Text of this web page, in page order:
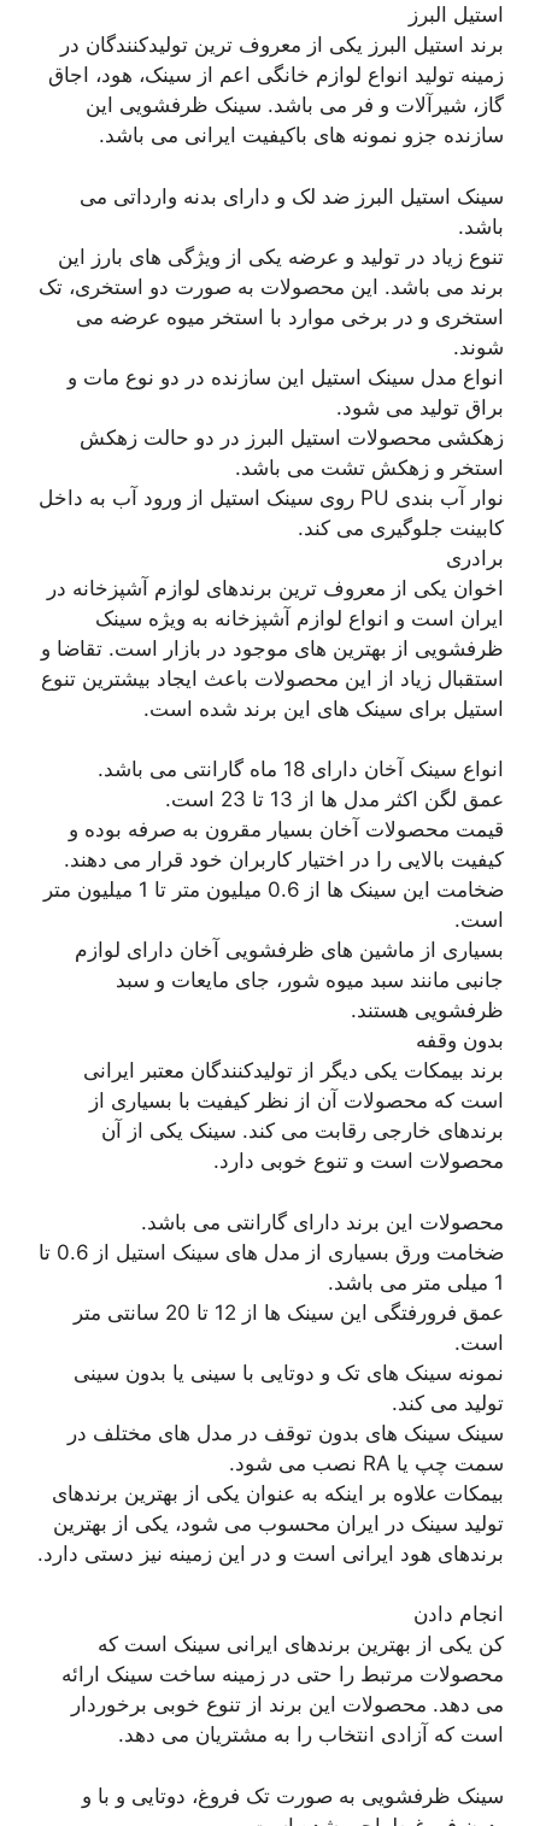
استیل البرز
برند استیل البرز یکی از معروف ترین تولیدکنندگان در
زمینه تولید انواع لوازم خانگی اعم از سینک، هود، اجاق
گاز، شیرآلات و فر می باشد. سینک ظرفشویی این
سازنده جزو نمونه های باکیفیت ایرانی می باشد.
سینک استیل البرز ضد لک و دارای بدنه وارداتی می
باشد.
تنوع زیاد در تولید و عرضه یکی از ویژگی های بارز این
برند می باشد. این محصولات به صورت دو استخری، تک
استخری و در برخی موارد با استخر میوه عرضه می
شوند.
انواع مدل سینک استیل این سازنده در دو نوع مات و
براق تولید می شود.
زهکشی محصولات استیل البرز در دو حالت زهکش
استخر و زهکش تشت می باشد.
نوار آب بندی PU روی سینک استیل از ورود آب به داخل
کابینت جلوگیری می کند.
برادری
اخوان یکی از معروف ترین برندهای لوازم آشپزخانه در
ایران است و انواع لوازم آشپزخانه به ویژه سینک
ظرفشویی از بهترین های موجود در بازار است. تقاضا و
استقبال زیاد از این محصولات باعث ایجاد بیشترین تنوع
استیل برای سینک های این برند شده است.
انواع سینک آخان دارای 18 ماه گارانتی می باشد.
عمق لگن اکثر مدل ها از 13 تا 23 است.
قیمت محصولات آخان بسیار مقرون به صرفه بوده و
کیفیت بالایی را در اختیار کاربران خود قرار می دهند.
ضخامت این سینک ها از 0.6 میلیون متر تا 1 میلیون متر
است.
بسیاری از ماشین های ظرفشویی آخان دارای لوازم
جانبی مانند سبد میوه شور، جای مایعات و سبد
ظرفشویی هستند.
بدون وقفه
برند بیمکات یکی دیگر از تولیدکنندگان معتبر ایرانی
است که محصولات آن از نظر کیفیت با بسیاری از
برندهای خارجی رقابت می کند. سینک یکی از آن
محصولات است و تنوع خوبی دارد.
محصولات این برند دارای گارانتی می باشد.
ضخامت ورق بسیاری از مدل های سینک استیل از 0.6 تا
1 میلی متر می باشد.
عمق فرورفتگی این سینک ها از 12 تا 20 سانتی متر
است.
نمونه سینک های تک و دوتایی با سینی یا بدون سینی
تولید می کند.
سینک سینک های بدون توقف در مدل های مختلف در
سمت چپ یا RA نصب می شود.
بیمکات علاوه بر اینکه به عنوان یکی از بهترین برندهای
تولید سینک در ایران محسوب می شود، یکی از بهترین
برندهای هود ایرانی است و در این زمینه نیز دستی دارد.
انجام دادن
کن یکی از بهترین برندهای ایرانی سینک است که
محصولات مرتبط را حتی در زمینه ساخت سینک ارائه
می دهد. محصولات این برند از تنوع خوبی برخوردار
است که آزادی انتخاب را به مشتریان می دهد.
سینک ظرفشویی به صورت تک فروغ، دوتایی و با و